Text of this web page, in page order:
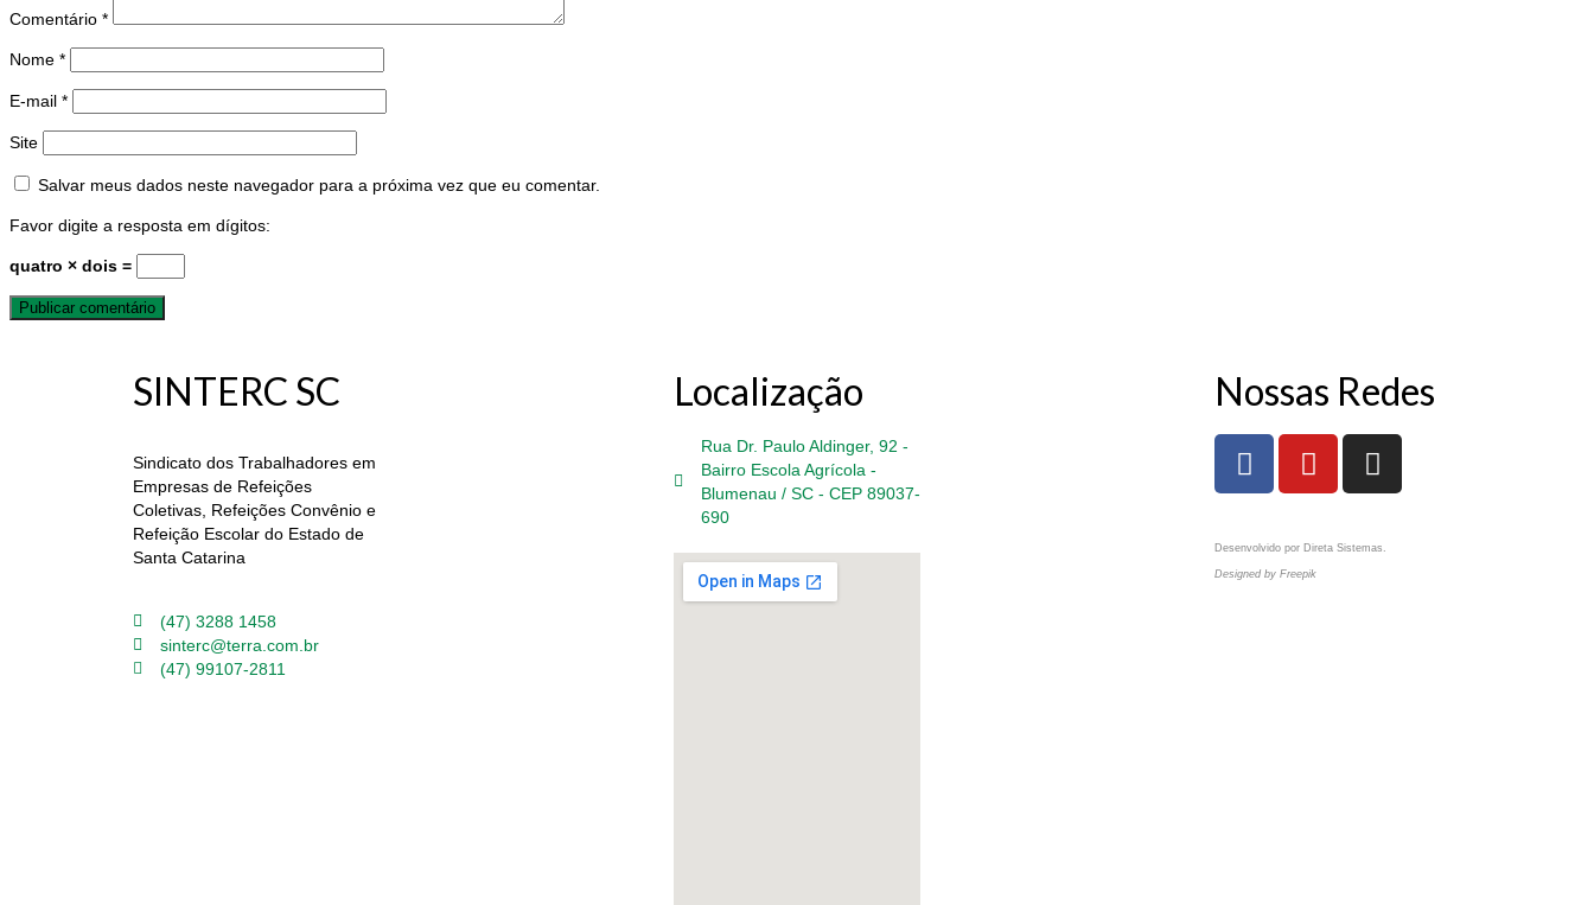
Comentário *
Nome *
E-mail *
Site
Salvar meus dados neste navegador para a próxima vez que eu comentar.
Favor digite a resposta em dígitos:
quatro × dois =
SINTERC SC
Sindicato dos Trabalhadores em
Empresas de Refeições
Coletivas, Refeições Convênio e
Refeição Escolar do Estado de
Santa Catarina
(47) 3288 1458
sinterc@terra.com.br
(47) 99107-2811
Localização
Rua Dr. Paulo Aldinger, 92 -
Bairro Escola Agrícola -
Blumenau / SC - CEP 89037-
690
Nossas Redes
Desenvolvido por Direta Sistemas .
Designed by Freepik